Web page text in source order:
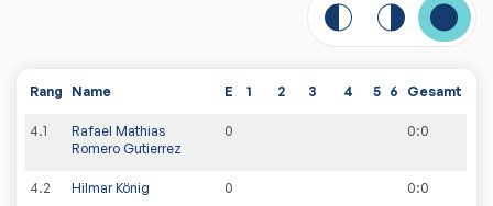
Rang Name E 1 2 3 4 5 6 Gesamt
4.1
Rafael Mathias
Romero Gutierrez
0 0:0
4.2 Hilmar König 0 0:0